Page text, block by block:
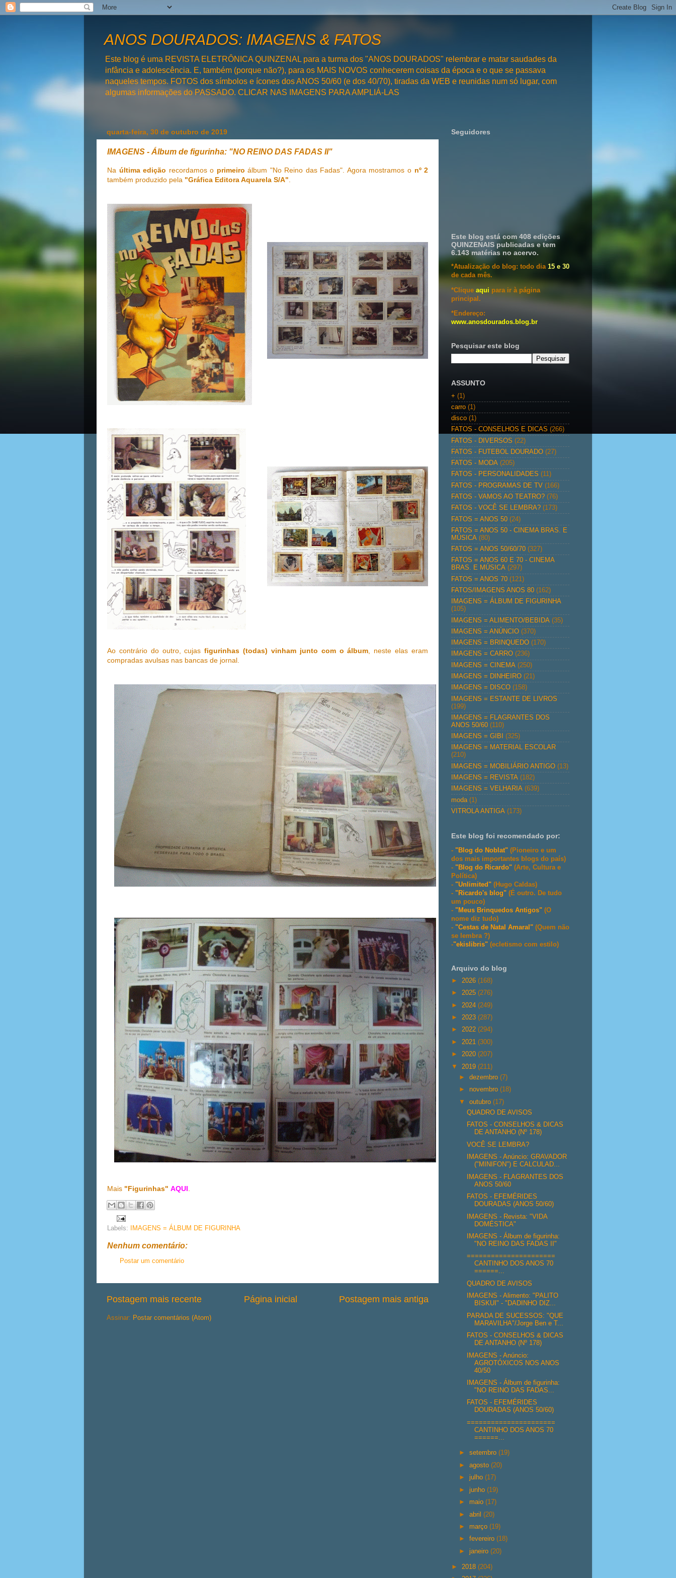
ANOS DOURADOS: IMAGENS & FATOS
Este blog é uma REVISTA ELETRÔNICA QUINZENAL para a turma dos "ANOS DOURADOS" relembrar e matar saudades da
infância e adolescência. E, também (porque não?), para os MAIS NOVOS conhecerem coisas da época e o que se passava
naqueles tempos. FOTOS dos símbolos e ícones dos ANOS 50/60 (e dos 40/70), tiradas da WEB e reunidas num só lugar, com
algumas informações do PASSADO. CLICAR NAS IMAGENS PARA AMPLIÁ-LAS
quarta-feira, 30 de outubro de 2019
IMAGENS - Álbum de figurinha: "NO REINO DAS FADAS II"
Na última edição recordamos o primeiroálbum "No Reino das Fadas". Agora mostramos o nº 2
também produzido pela "Gráfica Editora Aquarela S/A".
Ao contrário do outro, cujasfigurinhas (todas) vinham junto com o álbum, neste elas eram
compradas avulsas nas bancas de jornal.
Mais "Figurinhas" AQUI.
Labels: IMAGENS = ÁLBUM DE FIGURINHA
Nenhum comentário:
Postar um comentário
Postagem mais recente Postagem mais antiga
Página inicial
Assinar: Postar comentários (Atom)
Seguidores
Este blog está com 408 edições
QUINZENAIS publicadas e tem
6.143 matérias no acervo.
*Atualização do blog: todo dia 15 e 30
de cada mês.
*Clique aqui para ir à página
principal.
*Endereço:
www.anosdourados.blog.br
Pesquisar este blog
ASSUNTO
+ (1)
carro (1)
disco (1)
FATOS - CONSELHOS E DICAS (266)
FATOS - DIVERSOS (22)
FATOS - FUTEBOL DOURADO (27)
FATOS - MODA (205)
FATOS - PERSONALIDADES (11)
FATOS - PROGRAMAS DE TV (166)
FATOS - VAMOS AO TEATRO? (76)
FATOS - VOCÊ SE LEMBRA? (173)
FATOS = ANOS 50 (24)
FATOS = ANOS 50 - CINEMA BRAS. E
MÚSICA (80)
FATOS = ANOS 50/60/70 (327)
FATOS = ANOS 60 E 70 - CINEMA
BRAS. E MÚSICA (297)
FATOS = ANOS 70 (121)
FATOS/IMAGENS ANOS 80 (162)
IMAGENS = ÁLBUM DE FIGURINHA
(105)
IMAGENS = ALIMENTO/BEBIDA (35)
IMAGENS = ANÚNCIO (370)
IMAGENS = BRINQUEDO (170)
IMAGENS = CARRO (236)
IMAGENS = CINEMA (250)
IMAGENS = DINHEIRO (21)
IMAGENS = DISCO (158)
IMAGENS = ESTANTE DE LIVROS
(199)
IMAGENS = FLAGRANTES DOS
ANOS 50/60 (110)
IMAGENS = GIBI
(325)
IMAGENS = MATERIAL ESCOLAR
(210)
IMAGENS = MOBILIÁRIO ANTIGO (13)
IMAGENS = REVISTA (182)
IMAGENS = VELHARIA (639)
moda (1)
VITROLA ANTIGA (173)
Este blog foi recomendado por:
- "Blog do Noblat" (Pioneiro e um
dos mais importantes blogs do país)
- "Blog do Ricardo" (Arte, Cultura e
Política)
- "Unlimited" (Hugo Caldas)
- "Ricardo's blog" (É outro. De tudo
um pouco)
- "Meus Brinquedos Antigos" (O
nome diz tudo)
- "Cestas de Natal Amaral" (Quem não
se lembra ?)
-"ekislibris" (ecletismo com estilo)
Arquivo do blog
► 2026 (168)
► 2025 (276)
► 2024 (249)
► 2023 (287)
► 2022 (294)
► 2021 (300)
► 2020 (207)
▼ 2019 (211)
►dezembro(7)
► novembro(18)
▼outubro(17)
QUADRO DE AVISOS
FATOS - CONSELHOS & DICAS
DE ANTANHO (Nº 178)
VOCÊ SE LEMBRA?
IMAGENS - Anúncio: GRAVADOR
("MINIFON") E CALCULAD...
IMAGENS - FLAGRANTES DOS
ANOS 50/60
FATOS - EFEMÉRIDES
DOURADAS (ANOS 50/60)
IMAGENS - Revista: "VIDA
DOMÉSTICA"
IMAGENS - Álbum de figurinha:
"NO REINO DAS FADAS II"
======================
CANTINHO DOS ANOS 70
======...
QUADRO DE AVISOS
IMAGENS - Alimento: "PALITO
BISKUI" - "DADINHO DIZ...
PARADA DE SUCESSOS: "QUE
MARAVILHA"/Jorge Ben e T...
FATOS - CONSELHOS & DICAS
DE ANTANHO (Nº 178)
IMAGENS - Anúncio:
AGROTÓXICOS NOS ANOS
40/50
IMAGENS - Álbum de figurinha:
"NO REINO DAS FADAS...
FATOS - EFEMÉRIDES
DOURADAS (ANOS 50/60)
======================
CANTINHO DOS ANOS 70
======...
►setembro(19)
►agosto(20)
►julho(17)
►junho(19)
► maio(17)
►abril(20)
► março(19)
►fevereiro(18)
►janeiro(20)
► 2018 (204)